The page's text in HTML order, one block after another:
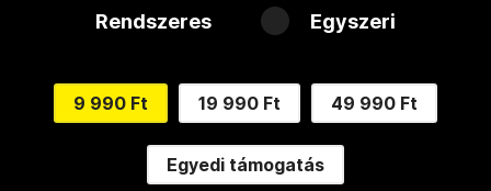
Rendszeres Egyszeri
9 990 Ft 19 990 Ft 49 990 Ft
Egyedi támogatás